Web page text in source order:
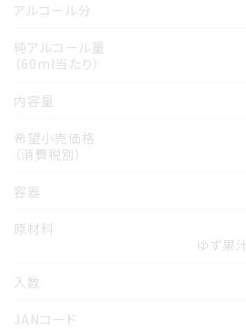
アルコール分
純アルコール量
（60ml当たり）
内容量
希望小売価格
（消費税別）
容器
原材料
ゆず果
入数
JANコード